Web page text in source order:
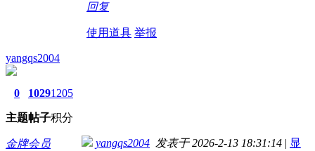
回复
使用道具 举报
yangqs2004
0
主题
1029
帖子
1205
积分
金牌会员 yangqs2004 发表于 2026-2-13 18:31:14 | 显